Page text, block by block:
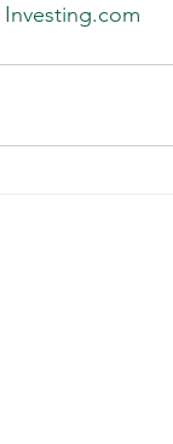
Investing.com